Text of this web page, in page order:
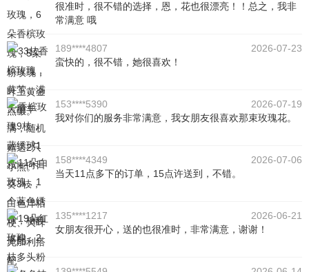
很准时，很不错的选择，恩，花也很漂亮！！总之，我非
常满意 哦
189****4807
2026-07-23
蛮快的，很不错，她很喜欢！
153****5390
2026-07-19
我对你们的服务非常满意，我女朋友很喜欢那束玫瑰花。
158****4349
2026-07-06
当天11点多下的订单，15点许送到，不错。
135****1217
2026-06-21
女朋友很开心，送的也很准时，非常满意，谢谢！